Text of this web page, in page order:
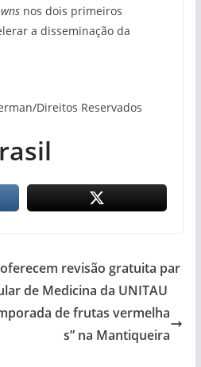
nos dois primeiros
a disseminação da
Direitos Reservados
revisão gratuita par
de Medicina da UNITAU
de frutas vermelha
s” na Mantiqueira